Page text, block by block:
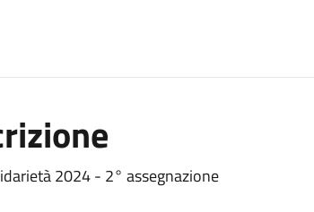
2024 - 2° assegnazione